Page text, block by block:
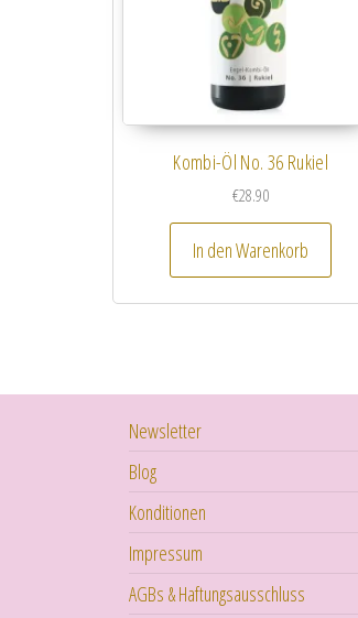
Kombi-Öl No. 36 Rukiel
€28.90
In den Warenkorb
Newsletter
Blog
Konditionen
Impressum
AGBs & Haftungsausschluss